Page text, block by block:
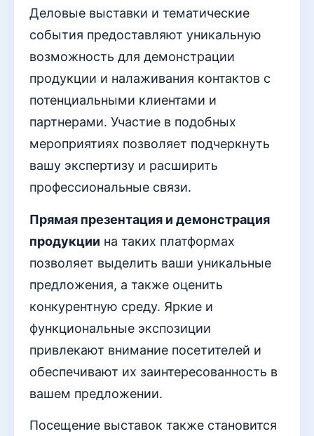
Деловые выставки и тематические
события предоставляют уникальную
возможность для демонстрации
продукции и налаживания контактов с
потенциальными клиентами и
партнерами. Участие в подобных
мероприятиях позволяет подчеркнуть
вашу экспертизу и расширить
профессиональные связи.
Прямая презентация и демонстрация
продукции на таких платформах
позволяет выделить ваши уникальные
предложения, а также оценить
конкурентную среду. Яркие и
функциональные экспозиции
привлекают внимание посетителей и
обеспечивают их заинтересованность в
вашем предложении.
Посещение выставок также становится